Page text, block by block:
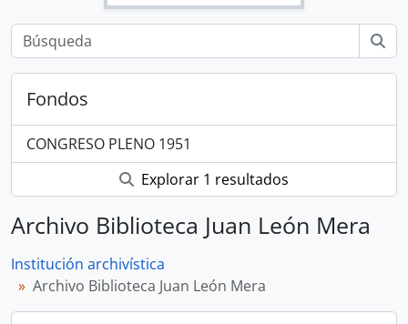
Fondos
CONGRESO PLENO 1951
Explorar 1 resultados
Archivo Biblioteca Juan León Mera
Institución archivística
Archivo Biblioteca Juan León Mera